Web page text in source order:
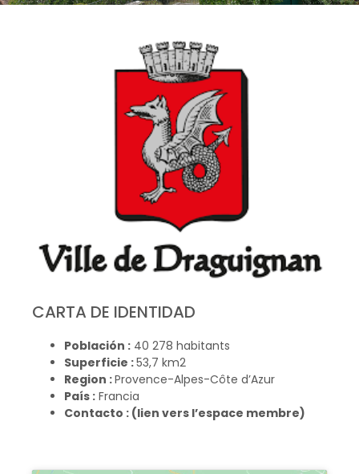
CARTA DE IDENTIDAD
Población : 40 278 habitants
Superficie :53,7 km2
Region :Provence-Alpes-Côte d’Azur
País : Francia
Contacto : (lien vers l’espace membre)